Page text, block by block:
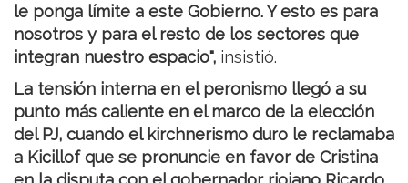
le ponga límite a este Gobierno. Y esto es para
nosotros y para el resto de los sectores que
integran nuestro espacio", insistió.
La tensión interna en el peronismo llegó a su
punto más caliente en el marco de la elección
del PJ, cuando el kirchnerismo duro le reclamaba
a Kicillof que se pronuncie en favor de Cristina